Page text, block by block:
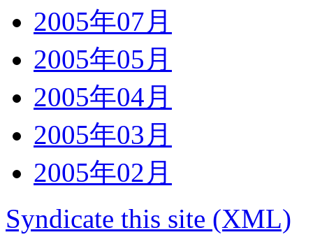
2005年07月
2005年05月
2005年04月
2005年03月
2005年02月
Syndicate this site (XML)